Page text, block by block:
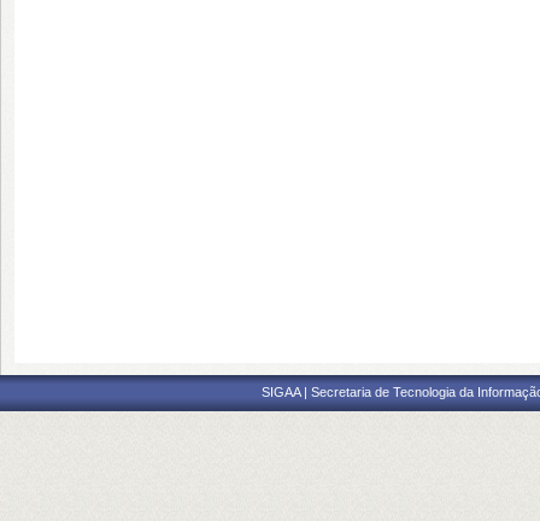
SIGAA | Secretaria de Tecnologia da